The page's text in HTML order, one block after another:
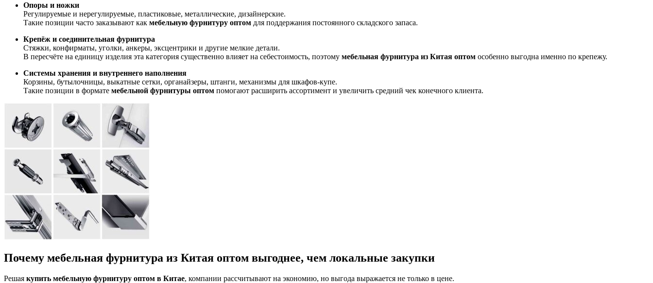
Опоры и ножки
Регулируемые и нерегулируемые, пластиковые, металлические, дизайнерские.
Такие позиции часто заказывают как мебельную фурнитуру оптом для поддержания постоянного складского запаса.
Крепёж и соединительная фурнитура
Стяжки, конфирматы, уголки, анкеры, эксцентрики и другие мелкие детали.
В пересчёте на единицу изделия эта категория существенно влияет на себестоимость, поэтому мебельная фурнитура из Китая оптом особенно выгодна именно по крепежу.
Системы хранения и внутреннего наполнения
Корзины, бутылочницы, выкатные сетки, органайзеры, штанги, механизмы для шкафов‑купе.
Такие позиции в формате мебельной фурнитуры оптом помогают расширить ассортимент и увеличить средний чек конечного клиента.
Почему мебельная фурнитура из Китая оптом выгоднее, чем локальные закупки
Решая купить мебельную фурнитуру оптом в Китае, компании рассчитывают на экономию, но выгода выражается не только в цене.